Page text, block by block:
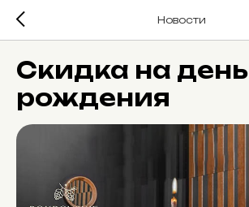
Новости
Скидка на день
рождения